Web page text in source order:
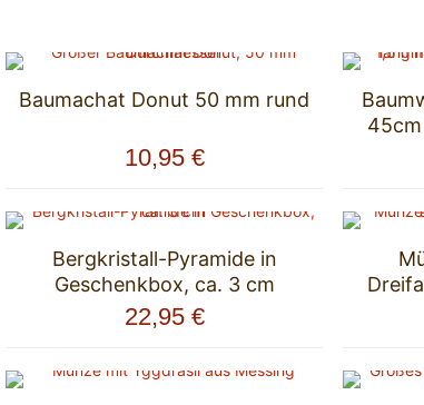
Baumachat Donut 50 mm rund
10,95 €
Bergkristall-Pyramide in
Geschenkbox, ca. 3 cm
22,95 €